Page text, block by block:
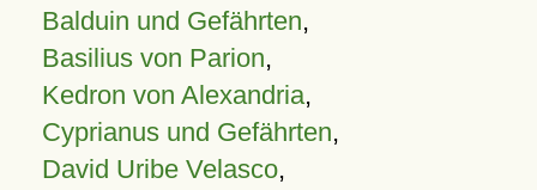
Balduin und Gefährten,
Basilius von Parion,
Kedron von Alexandria,
Cyprianus und Gefährten,
David Uribe Velasco,